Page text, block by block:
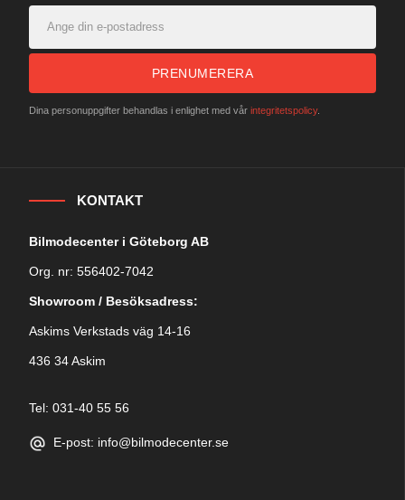
PRENUMERERA
Dina personuppgifter behandlas i enlighet med vår integritetspolicy.
KONTAKT
Bilmodecenter i Göteborg AB
Org. nr: 556402-7042
Showroom / Besöksadress:
Askims Verkstads väg 14-16
436 34 Askim
Tel: 031-40 55 56
E-post: info@bilmodecenter.se